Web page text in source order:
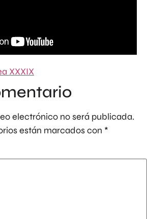
XXXIX
electrónico no será publicada.
están marcados con *